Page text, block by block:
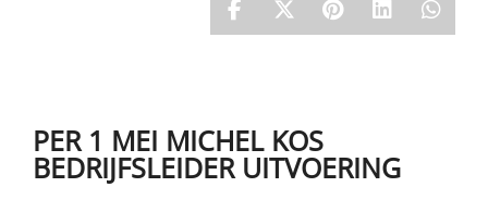
Intern opleiden en doorgroeien
PER 1 MEI MICHEL KOS
BEDRIJFSLEIDER UITVOERING